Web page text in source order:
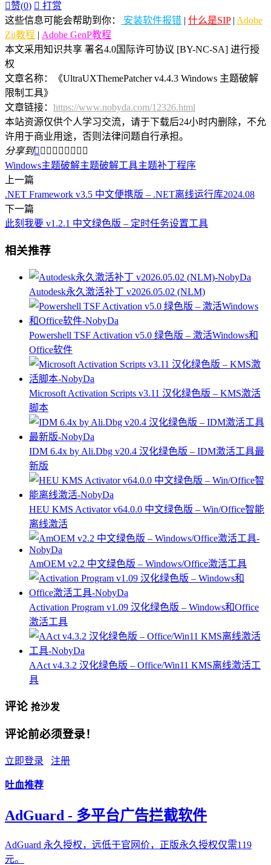
赞(0)  打赏
这些信息可能会帮助到你：
安装软件报错 | 什么是SIP| Adobe
Zii教程 | Adobe GenP教程
本文采用知识共享 署名4.0国际许可协议 [BY-NC-SA] 进行授
权
文章名称：《UltraUXThemePatcher v4.4.3 Windows 主题破解
限制工具》
文章链接： https://www.nobyda.com/12326.html
本站资源仅供个人学习交流，请于下载后24小时内删除，不允
许用于商业用途，否则法律问题自行承担。
分享到        
Windows主题破解主题破解工具主题补丁程序
上一篇
.NET Framework v3.5 中文便携版 – .NET离线运行库2024.08
下一篇
此刻我要 v1.2.1 中文绿色版 – 定时任务设置工具
相关推荐
Autodesk永久激活补丁 v2026.05.02 (NLM)
Powershell TSF Activation v5.0 绿色版 – 激活Windows和
Office软件
Microsoft Activation Scripts v3.11 汉化绿色版 – KMS激活
脚本
IDM 6.4x by Ali.Dbg v20.4 汉化绿色版 – IDM激活工具最
新版
HEU KMS Activator v64.0.0 中文绿色版 – Win/Office智能
离线激活
AmOEM v2.2 中文绿色版 – Windows/Office激活工具
Activation Program v1.09 汉化绿色版 – Windows和Office
激活工具
AAct v4.3.2 汉化绿色版 – Office/Win11 KMS离线激活工
具
评论 抢沙发
评论前必须登录！
立即登录 注册
吐血推荐
AdGuard - 多平台广告拦截软件
AdGuard 永久授权，远低于官网价，正版永久授权仅需119
元。